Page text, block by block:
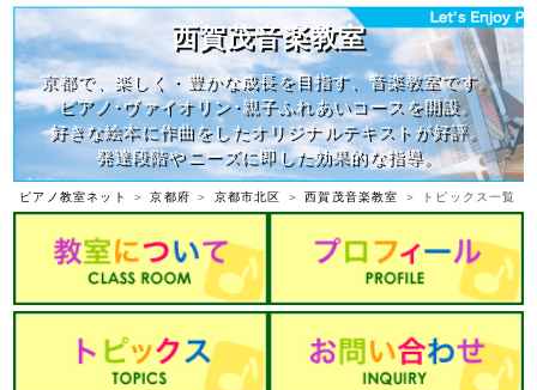
西賀茂音楽教室
京都で、楽しく・豊かな成長を目指す、音楽教室です。
ピアノ･ヴァイオリン･親子ふれあいコースを開設。
好きな絵本に作曲をしたオリジナルテキストが好評。
発達段階やニーズに即した効果的な指導。
ピアノ教室ネット ＞京都府 ＞ 京都市北区 ＞西賀茂音楽教室 ＞ トピックス一覧